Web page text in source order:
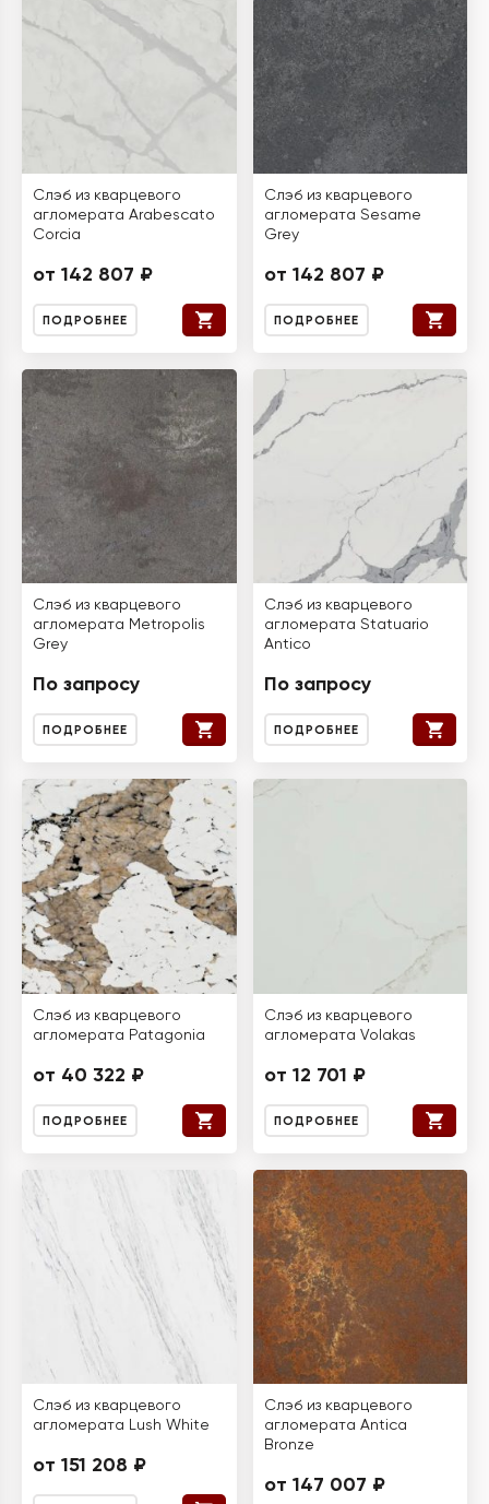
Слэб из кварцевого
агломерата Arabescato
Corcia
от 142 807 ₽
ПОДРОБНЕЕ
Слэб из кварцевого
агломерата Sesame
Grey
от 142 807 ₽
ПОДРОБНЕЕ
Слэб из кварцевого
агломерата Metropolis
Grey
По запросу
ПОДРОБНЕЕ
Слэб из кварцевого
агломерата Statuario
Antico
По запросу
ПОДРОБНЕЕ
Слэб из кварцевого
агломерата Patagonia
от 40 322 ₽
ПОДРОБНЕЕ
Слэб из кварцевого
агломерата Volakas
от 12 701 ₽
ПОДРОБНЕЕ
Слэб из кварцевого
агломерата Lush White
от 151 208 ₽
Слэб из кварцевого
агломерата Antica
Bronze
от 147 007 ₽